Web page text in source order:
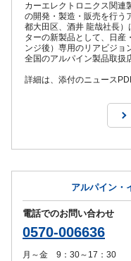
カーエレクトロニクス関連
の開発・製造・販売を行う
都大田区、酒井 龍哉社長
ターの新製品として、日産
ンジ後）専用のリアビジョ
全国のアルパイン製品取扱
詳細は、添付のニュース
アルパイン・
電話でのお問い合わせ
0570-006636
月～金 9：30～17：30